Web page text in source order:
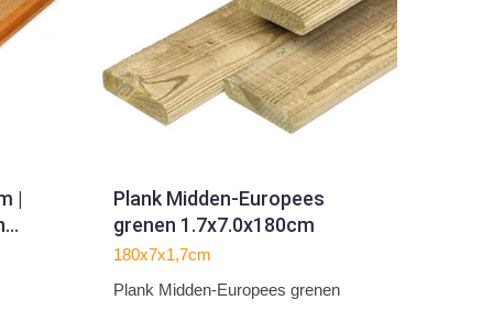
|
Plank Midden-Europees
grenen 1.7x7.0x180cm
180x7x1,7cm
Plank Midden-Europees grenen